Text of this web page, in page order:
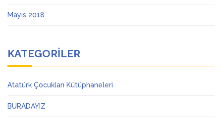
Mayıs 2018
KATEGORILER
Atatürk Çocukları Kütüphaneleri
BURADAYIZ